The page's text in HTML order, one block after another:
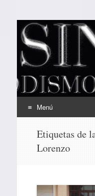
EL
Periodismo
Menú
contenido
Etiquetas de
Lorenzo